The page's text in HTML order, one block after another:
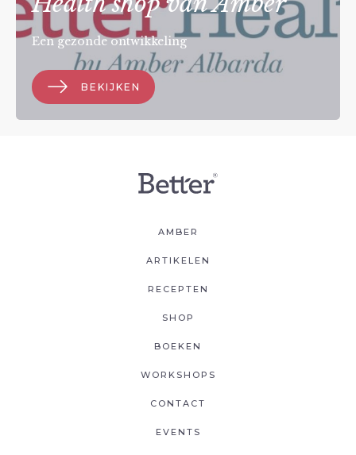
Een gezonde ontwikkeling
BEKIJKEN
AMBER
ARTIKELEN
RECEPTEN
SHOP
BOEKEN
WORKSHOPS
CONTACT
EVENTS